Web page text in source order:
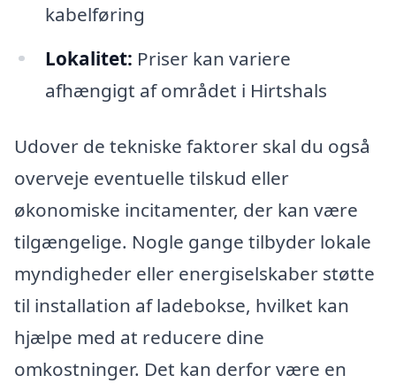
kabelføring
Lokalitet: Priser kan variere
afhængigt af området i Hirtshals
Udover de tekniske faktorer skal du også
overveje eventuelle tilskud eller
økonomiske incitamenter, der kan være
tilgængelige. Nogle gange tilbyder lokale
myndigheder eller energiselskaber støtte
til installation af ladebokse, hvilket kan
hjælpe med at reducere dine
omkostninger. Det kan derfor være en